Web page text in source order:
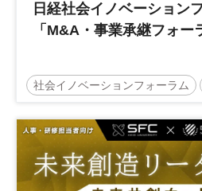
日経社会イノベーション
「M&A・事業承継フォー
社会イノベーションフォーラム
事業承継 中堅中小企業
日経社会イノベーションフォー